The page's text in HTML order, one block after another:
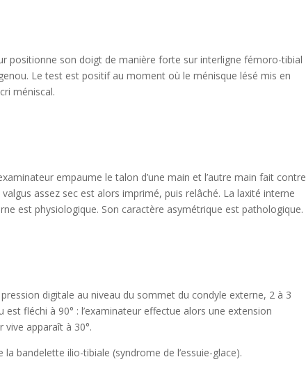
positionne son doigt de manière forte sur interligne fémoro-tibial
Le test est positif au moment où le ménisque lésé mis en
méniscal.
empaume le talon d’une main et l’autre main fait contre
assez sec est alors imprimé, puis relâché. La laxité interne
est physiologique. Son caractère asymétrique est pathologique.
digitale au niveau du sommet du condyle externe, 2 à 3
fléchi à 90° : l’examinateur effectue alors une extension
vive apparaît à 30°.
bandelette ilio-tibiale (syndrome de l’essuie-glace).